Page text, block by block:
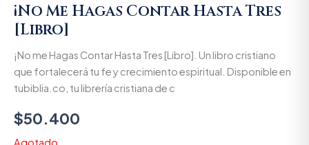
¡No Me Hagas Contar Hasta Tres
[Libro]
¡No me Hagas Contar Hasta Tres [Libro]. Un libro cristiano
que fortalecerá tu fe y crecimiento espiritual. Disponible en
tubiblia.co, tu librería cristiana de c
$50.400
Agotado